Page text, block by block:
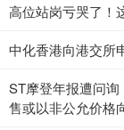
高位站岗亏哭了！
中化香港向港交所
ST摩登年报遭问
售或以非公允价格